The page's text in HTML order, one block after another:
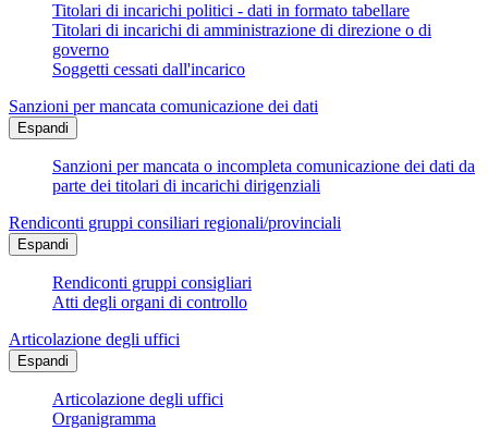
Titolari di incarichi politici - dati in formato tabellare
Titolari di incarichi di amministrazione di direzione o di
governo
Soggetti cessati dall'incarico
Sanzioni per mancata comunicazione dei dati
Espandi
Sanzioni per mancata o incompleta comunicazione dei dati da
parte dei titolari di incarichi dirigenziali
Rendiconti gruppi consiliari regionali/provinciali
Espandi
Rendiconti gruppi consigliari
Atti degli organi di controllo
Articolazione degli uffici
Espandi
Articolazione degli uffici
Organigramma